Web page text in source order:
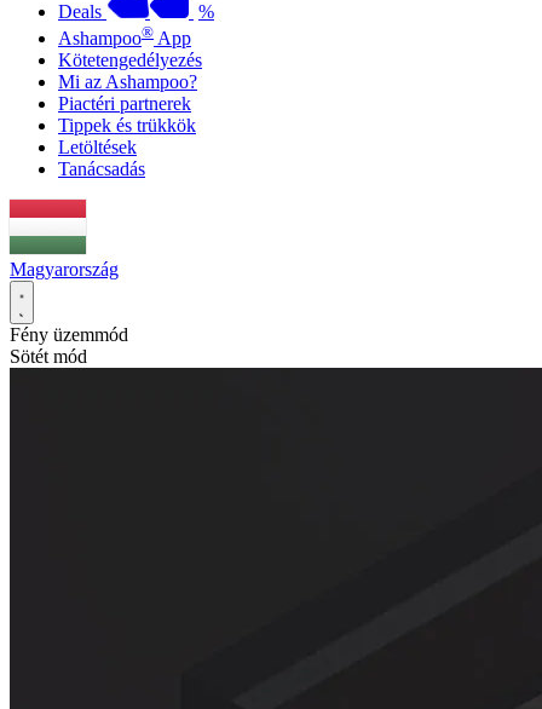
Deals
%
Ashampoo® App
Kötetengedélyezés
Mi az Ashampoo?
Piactéri partnerek
Tippek és trükkök
Letöltések
Tanácsadás
Magyarország
Fény üzemmód
Sötét mód